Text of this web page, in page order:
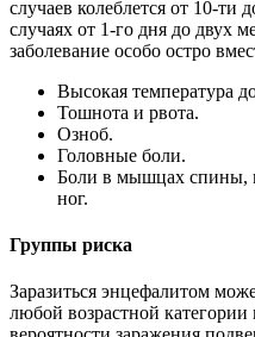
случаев колеблется от 10-ти
случаях от 1-го дня до двух
заболевание особо остро
Высокая температура
Тошнота и рвота.
Озноб.
Головные боли.
Боли в мышцах спины,
ног.
Группы риска
Заразиться энцефалитом
любой возрастной